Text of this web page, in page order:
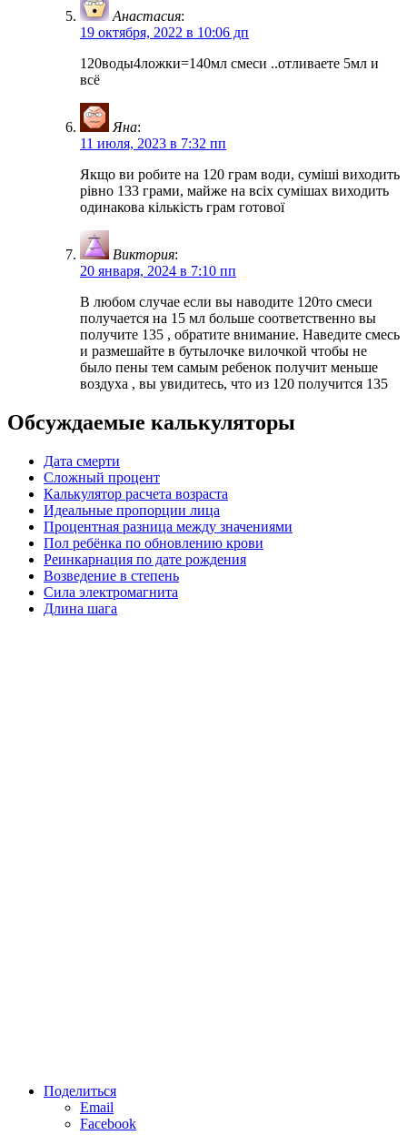
Анастасия:
19 октября, 2022 в 10:06 дп
120воды4ложки=140мл смеси ..отливаете 5мл и
всё
Яна:
11 июля, 2023 в 7:32 пп
Якщо ви робите на 120 грам води, суміші виходить
рівно 133 грами, майже на всіх сумішах виходить
одинакова кількість грам готової
Виктория:
20 января, 2024 в 7:10 пп
В любом случае если вы наводите 120то смеси
получается на 15 мл больше соответственно вы
получите 135 , обратите внимание. Наведите смесь
и размешайте в бутылочке вилочкой чтобы не
было пены тем самым ребенок получит меньше
воздуха , вы увидитесь, что из 120 получится 135
Обсуждаемые калькуляторы
Дата смерти
Сложный процент
Калькулятор расчета возраста
Идеальные пропорции лица
Процентная разница между значениями
Пол ребёнка по обновлению крови
Реинкарнация по дате рождения
Возведение в степень
Сила электромагнита
Длина шага
Поделиться
Email
Facebook